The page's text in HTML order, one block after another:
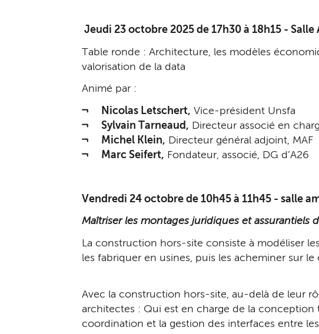
Jeudi 23 octobre 2025 de 17h30 à 18h15 - Salle
Table ronde : Architecture, les modèles
valorisation de la data
Animé par :
Nicolas Letschert, Vice-président Unsfa
Sylvain Tarneaud, Directeur associé en
Michel Klein, Directeur général adjoint, MAF
Marc Seifert, Fondateur, associé, DG d’A26
Vendredi 24 octobre de 10h45 à 11h45 - salle
Maîtriser les montages juridiques et assurantiels
La construction hors-site consiste à modéliser
les fabriquer en usines, puis les acheminer sur
Avec la construction hors-site, au-delà de leur
architectes : Qui est en charge de la conception
coordination et la gestion des interfaces entre